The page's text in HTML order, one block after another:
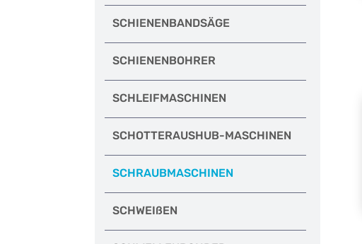
SCHIENENBANDSÄGE
SCHIENENBOHRER
SCHLEIFMASCHINEN
SCHOTTERAUSHUB-MASCHINEN
SCHRAUBMASCHINEN
SCHWEIßEN